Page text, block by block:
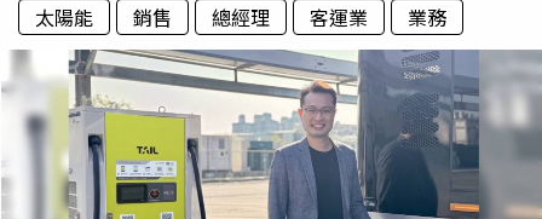
太陽能
銷售 總經理 客運業 業務